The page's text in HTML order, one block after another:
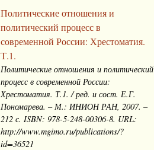
Политические отношения и
политический процесс в
современной России: Хрестоматия.
Т.1.
Политические отношения и политический
процесс в современной России:
Хрестоматия. Т.1. / ред. и сост. Е.Г.
Пономарева. – М.: ИНИОН РАН, 2007. –
212 с. ISBN: 978-5-248-00306-8. URL:
http://www.mgimo.ru/publications/?
id=36521